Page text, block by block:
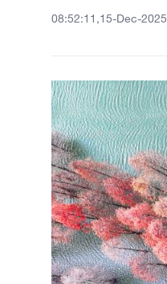
08:52:11,15-Dec-2025